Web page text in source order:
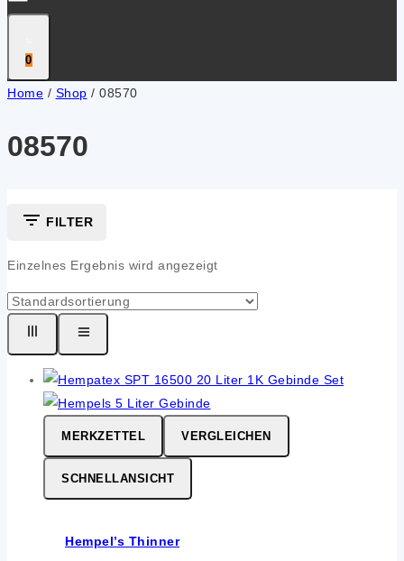
0
Home / Shop / 08570
08570
FILTER
Einzelnes Ergebnis wird angezeigt
MERKZETTEL VERGLEICHEN
SCHNELLANSICHT
Hempel’s Thinner